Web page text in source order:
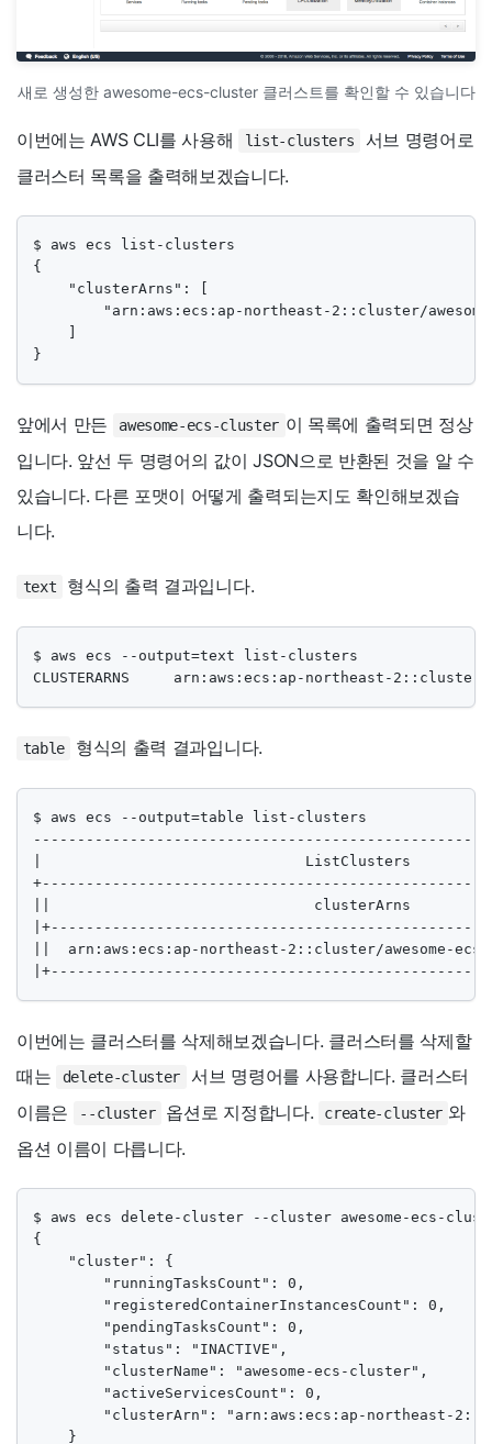
새로 생성한 awesome-ecs-cluster 클러스트를 확인할 수 있습니다
이번에는 AWS CLI를 사용해 list-clusters
서브 명령어로
클러스터 목록을 출력해보겠습니다.
$ aws ecs list-clusters
{
    "clusterArns": [
"arn:aws:ecs:ap-northeast-2::cluster/
}
앞에서 만든 awesome-ecs-cluster 이 목록에 출력되면 정상
입니다. 앞선 두 명령어의 값이 JSON으로 반환된 것을 알 수
있습니다. 다른 포맷이 어떻게 출력되는지도 확인해보겠습
니다.
text 형식의 출력 결과입니다.
$ aws ecs --output=text list-clusters
CLUSTERARNS     arn:aws:ecs:ap-northeast-2::cluster/
table 형식의 출력 결과입니다.
$ aws ecs --output=table list-clusters
|                              ListClusters
||                              clusterArns
||  arn:aws:ecs:ap-northeast-2::cluster/
이번에는 클러스터를 삭제해보겠습니다. 클러스터를 삭제할
때는
delete-cluster
서브 명령어를 사용합니다. 클러스터
이름은
--cluster 옵션로 지정합니다. create-cluster 와
옵션 이름이 다릅니다.
$ aws ecs delete-cluster --cluster awesome-ecs-
{
    "cluster": {
        "runningTasksCount": 0,
        "registeredContainerInstancesCount": 0,
        "pendingTasksCount": 0,
        "status": "INACTIVE",
        "clusterName": "awesome-ecs-cluster",
        "activeServicesCount": 0,
"clusterArn": "arn:aws:ecs:ap-northeast-
    }